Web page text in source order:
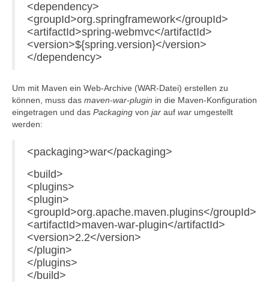
<dependency>
<groupId>org.springframework</groupId>
<artifactId>spring-webmvc</artifactId>
<version>${spring.version}</version>
</dependency>
Um mit Maven ein Web-Archive (WAR-Datei) erstellen zu
können, muss das maven-war-plugin in die Maven-Konfiguration
eingetragen und das Packaging von jar auf war umgestellt
werden:
<packaging>war</packaging>
<build>
<plugins>
<plugin>
<groupId>org.apache.maven.plugins</groupId>
<artifactId>maven-war-plugin</artifactId>
<version>2.2</version>
</plugin>
</plugins>
</build>